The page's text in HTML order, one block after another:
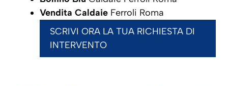
Vendita Caldaie Ferroli Roma
SCRIVI ORA LA TUA RICHIESTA DI
INTERVENTO